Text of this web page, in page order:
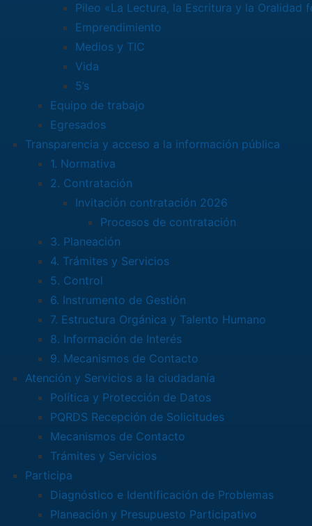
Pileo «La Lectura, la Escritura y la Oralidad
Emprendimiento
Medios y TIC
Vida
5’s
Equipo de trabajo
Egresados
Transparencia y acceso a la información pública
1. Normativa
2. Contratación
Invitación contratación 2026
Procesos de contratación
3. Planeación
4. Trámites y Servicios
5. Control
6. Instrumento de Gestión
7. Estructura Orgánica y Talento Humano
8. Información de Interés
9. Mecanismos de Contacto
Atención y Servicios a la ciudadanía
Política y Protección de Datos
PQRDS Recepción de Solicitudes
Mecanismos de Contacto
Trámites y Servicios
Participa
Diagnóstico e Identificación de Problemas
Planeación y Presupuesto Participativo